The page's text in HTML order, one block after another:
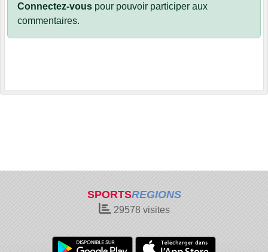
Connectez-vous pour pouvoir participer aux
commentaires.
SPORTSREGIONS
29578visites